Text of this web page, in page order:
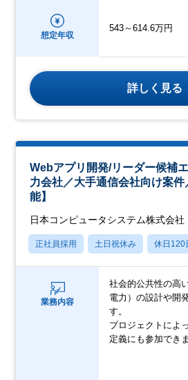
想定年収
543～614.6万円
詳しく見る
Webアプリ開発/リーダー候補
力会社／大手通信会社向け案
能】
日本コンピュータシステム株式会社
正社員採用 土日祝休み 休日120
業務内容
社会的公共性の高
電力）の設計や開
す。
プロジェクトによ
定義にも参加できま